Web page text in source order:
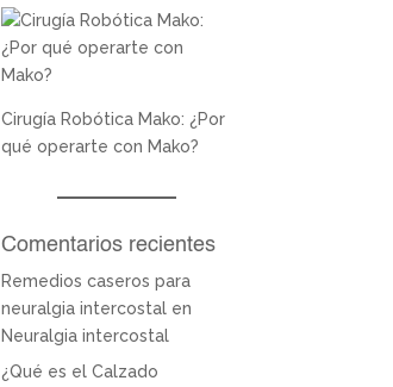
Cirugía Robótica Mako: ¿Por
qué operarte con Mako?
Comentarios recientes
Remedios caseros para
neuralgia intercostal en
Neuralgia intercostal
¿Qué es el Calzado